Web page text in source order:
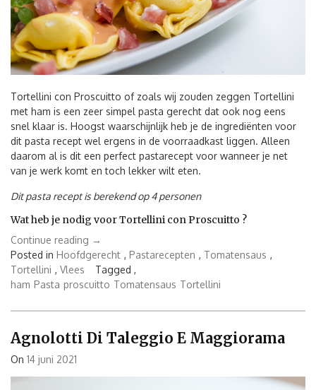
Tortellini con Proscuitto of zoals wij zouden zeggen Tortellini
met ham is een zeer simpel pasta gerecht dat ook nog eens
snel klaar is. Hoogst waarschijnlijk heb je de ingrediënten voor
dit pasta recept wel ergens in de voorraadkast liggen. Alleen
daarom al is dit een perfect pastarecept voor wanneer je net
van je werk komt en toch lekker wilt eten.
Dit pasta recept is berekend op 4 personen
Wat heb je nodig voor Tortellini con Proscuitto ?
Continue reading “Tortellini
con
Proscuitto”
→
Posted in Hoofdgerecht , Pastarecepten , Tomatensaus ,
Tortellini , Vlees
Tagged ,
ham Pasta proscuitto Tomatensaus Tortellini
Agnolotti Di Taleggio E Maggiorama
On 14 juni 2021